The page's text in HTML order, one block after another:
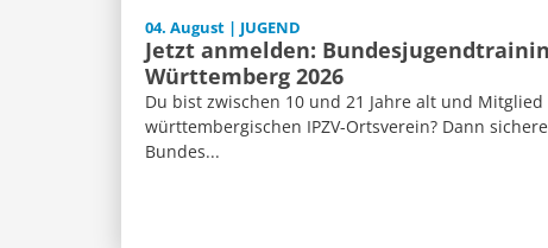
04. August | JUGEND
Jetzt anmelden:
Württemberg 2026
Du bist zwischen 10 und 21 Jahre alt und
württembergischen IPZV-Ortsverein? Dann
Bundes...